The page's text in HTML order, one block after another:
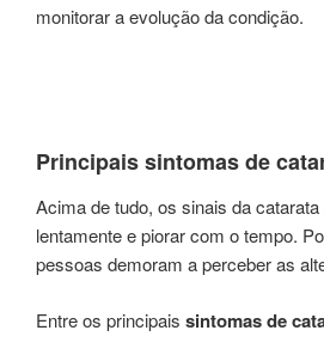
monitorar a evolução da condição.
Principais sintomas de
Acima de tudo, os sinais da
lentamente e piorar com o tempo.
pessoas demoram a perceber as
Entre os principais sintomas de